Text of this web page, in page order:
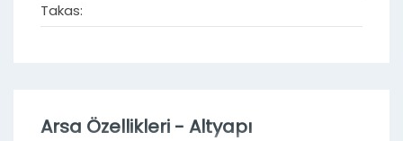
Takas:
Arsa Özellikleri - Altyapı